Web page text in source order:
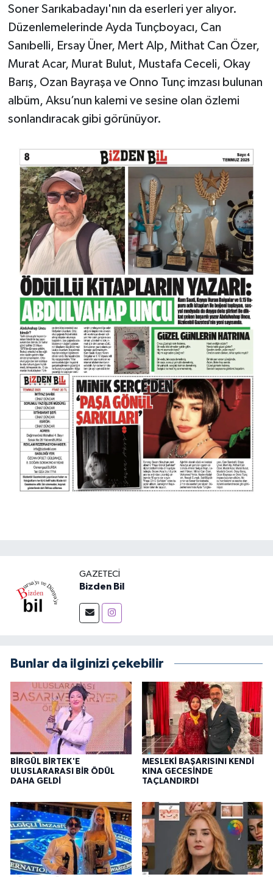
Soner Sarıkabadayı'nın da eserleri yer alıyor.
Düzenlemelerinde Ayda Tunçboyacı, Can
Sanıbelli, Ersay Üner, Mert Alp, Mithat Can Özer,
Murat Acar, Murat Bulut, Mustafa Ceceli, Okay
Barış, Ozan Bayraşa ve Onno Tunç imzası bulunan
albüm, Aksu’nun kalemi ve sesine olan özlemi
sonlandıracak gibi görünüyor.
GAZETECI
Bizden Bil
Bunlar da ilginizi çekebilir
BİRGÜL BİRTEK'E
ULUSLARARASI BİR ÖDÜL
DAHA GELDİ
MESLEKİ BAŞARISINI KENDİ
KINA GECESİNDE
TAÇLANDIRDI